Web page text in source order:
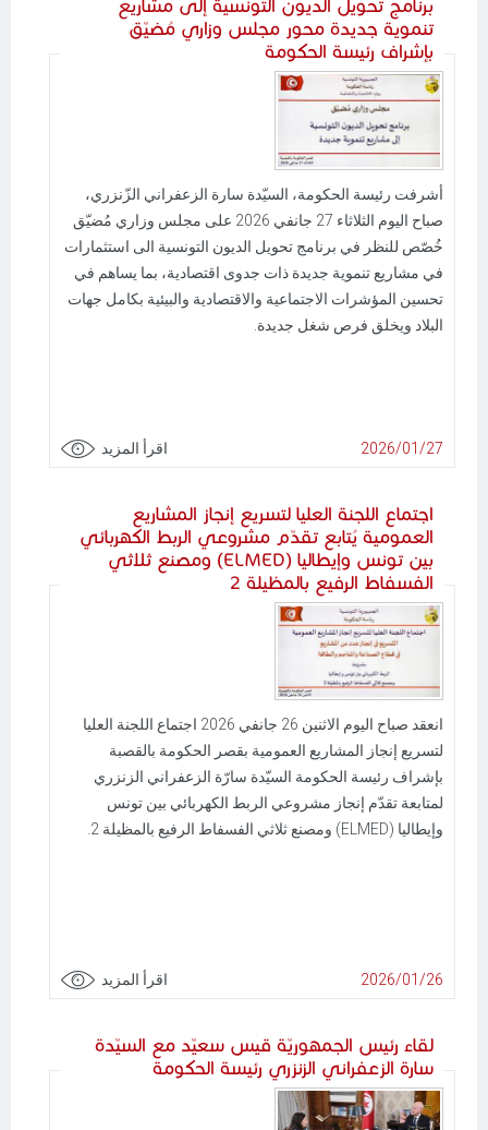
برنامج تحويل الديون التونسية إلى مشاريع
تنموية جديدة محور مجلس وزاري مُضيّق
بإشراف رئيسة الحكومة
أشرفت رئيسة الحكومة، السيّدة سارة الزعفراني الزّنزري،
صباح اليوم الثلاثاء 27 جانفي 2026 على مجلس وزاري مُضيّق
خُصّص للنظر في برنامج تحويل الديون التونسية الى استثمارات
في مشاريع تنموية جديدة ذات جدوى اقتصادية، بما يساهم في
تحسين المؤشرات الاجتماعية والاقتصادية والبيئية بكامل جهات
البلاد ويخلق فرص شغل جديدة.
2026/01/27 اقرأ المزيد
اجتماع اللجنة العليا لتسريع إنجاز المشاريع
العمومية يُتابع تقدّم مشروعي الربط الكهربائي
بين تونس وإيطاليا (ELMED) ومصنع ثلاثي
الفسفاط الرفيع بالمظيلة 2
انعقد صباح اليوم الاثنين 26 جانفي 2026 اجتماع اللجنة العليا
لتسريع إنجاز المشاريع العمومية بقصر الحكومة بالقصبة
بإشراف رئيسة الحكومة السيّدة سارّة الزعفراني الزنزري
لمتابعة تقدّم إنجاز مشروعي الربط الكهربائي بين تونس
وإيطاليا (ELMED) ومصنع ثلاثي الفسفاط الرفيع بالمظيلة 2.
2026/01/26 اقرأ المزيد
لقاء رئيس الجمهوريّة قيس سعيّد مع السيّدة
سارة الزعفراني الزنزري رئيسة الحكومة